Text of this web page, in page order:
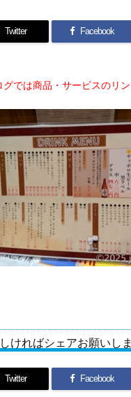
Twitter Facebook
では商品・サービスのリ
ければシェアお願いし
Twitter Facebook